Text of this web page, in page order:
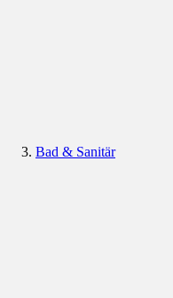
Bad & Sanitär